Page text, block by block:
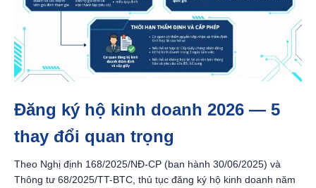
Đăng ký hộ kinh doanh 2026 — 5
thay đổi quan trọng
Theo Nghị định 168/2025/NĐ-CP (ban hành 30/06/2025) và
Thông tư 68/2025/TT-BTC, thủ tục đăng ký hộ kinh doanh năm